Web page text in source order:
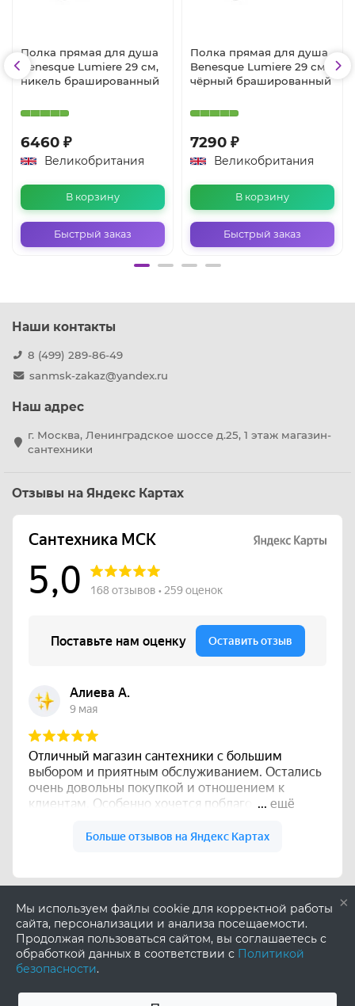
×
Мы используем файлы cookie для корректной работы
сайта, персонализации и анализа посещаемости.
Продолжая пользоваться сайтом, вы соглашаетесь с
обработкой данных в соответствии с Политикой
безопасности.
Полка прямая для душа
Benesque Lumiere 29 см,
никель брашированный
6460 ₽
Великобритания
В корзину
Быстрый заказ
Полка прямая для душа
Benesque Lumiere 29 см,
чёрный брашированный
7290 ₽
Великобритания
В корзину
Быстрый заказ
Наши контакты
8 (499) 289-86-49
sanmsk-zakaz@yandex.ru
Наш адрес
г. Москва, Ленинградское шоссе д.25, 1 этаж магазин-
сантехники
Отзывы на Яндекс Картах